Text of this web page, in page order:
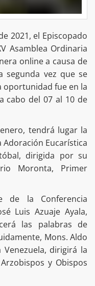
2021, el Episcopado
Asamblea Ordinaria
online a causa de
segunda vez que se
oportunidad fue en la
cabo del 07 al 10 de
tendrá lugar la
Eucarística
dirigida por su
Moronta, Primer
de la Conferencia
Luis Azuaje Ayala,
las palabras de
Mons. Aldo
dirigirá la
y Obispos